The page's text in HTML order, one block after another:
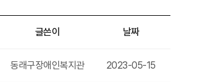
글쓴이 날짜
동래구장애인복지관 2023-05-15